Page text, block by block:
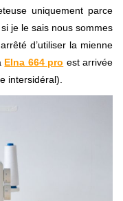
uniquement parce
je le sais nous sommes
d’utiliser la mienne
Elna 664 pro est arrivée
intersidéral).